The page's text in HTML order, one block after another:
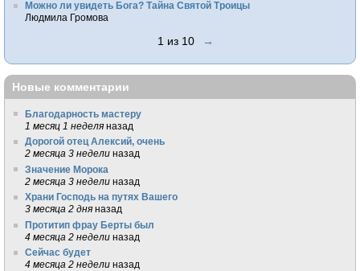
Можно ли увидеть Бога? Тайна Святой Троицы
Людмила Громова
1 из 10 →
Новые комментарии
Благодарность мастеру
1 месяц 1 неделя назад
Дорогой отец Алексий, очень
2 месяца 3 недели назад
Значение Морока
2 месяца 3 недели назад
Храни Господь на путях Вашего
3 месяца 2 дня назад
Протитип фрау Берты был
4 месяца 2 недели назад
Сейчас будет
4 месяца 2 недели назад